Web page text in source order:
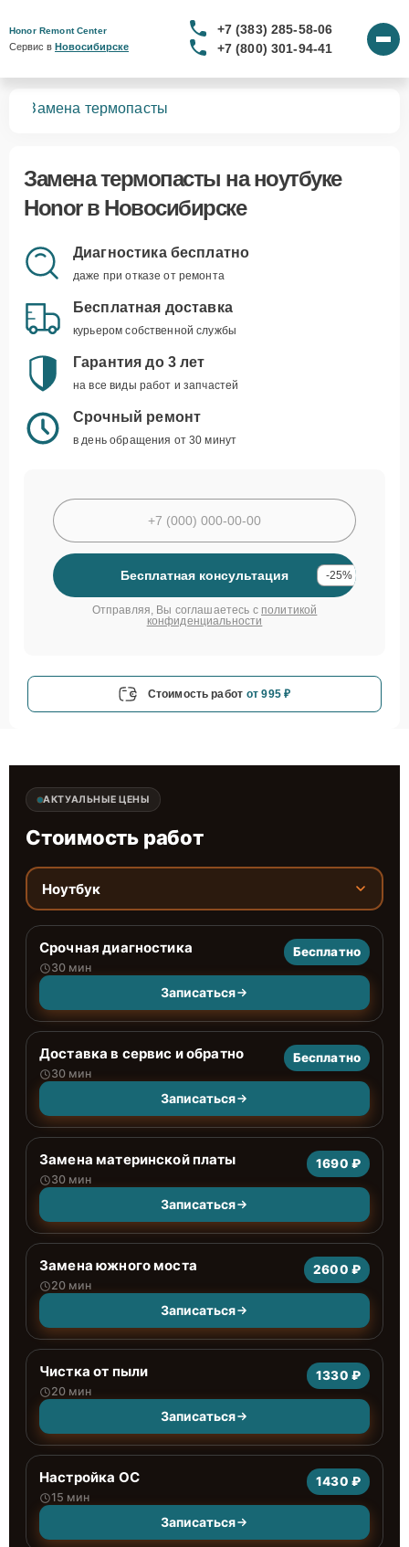
Honor Remont Center
Сервис в Новосибирске
+7 (383) 285-58-06
+7 (800) 301-94-41
Замена термопасты
Замена термопасты на ноутбуке
Honor в Новосибирске
Диагностика бесплатно
даже при отказе от ремонта
Бесплатная доставка
курьером собственной службы
Гарантия до 3 лет
на все виды работ и запчастей
Срочный ремонт
в день обращения от 30 минут
Бесплатная консультация -25%
Отправляя, Вы соглашаетесь с политикой
конфиденциальности
Стоимость работ от 995 ₽
АКТУАЛЬНЫЕ ЦЕНЫ
Стоимость работ
Ноутбук
Срочная диагностика
30 мин
Бесплатно
Записаться
Доставка в сервис и обратно
30 мин
Бесплатно
Записаться
Замена материнской платы
30 мин
1690 ₽
Записаться
Замена южного моста
20 мин
2600 ₽
Записаться
Чистка от пыли
20 мин
1330 ₽
Записаться
Настройка ОС
15 мин
1430 ₽
Записаться